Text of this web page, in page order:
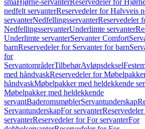
småHjørne-servanterReservedeler for
nedfelt servanterReservedeler for Halvveis
servanterNedfellingsservanterReservedeler
NedfellingsservanterUnderlimte servanter
Underlimte servanterServanter Comfort
barnReservedeler for Servanter for barn
for
ServantområderTilbehørAvløpsdeksel
med håndvaskReservedeler for
håndvaskMøbelpakker med heldekkende
Møbelpakker med heldekkende
servantBaderomsmøblerServantunderskap
ServantunderskapFor servanter
servanterReservedeler for For servanterFor